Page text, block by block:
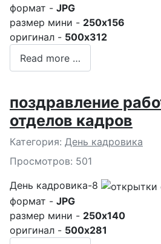
формат - JPG
размер мини - 250x156
оригинал - 500x312
Read more …
поздравление
отделов кадров
Подробности
Категория: День кадровика
Просмотров: 501
День кадровика-8
формат - JPG
размер мини - 250x140
оригинал - 500x281